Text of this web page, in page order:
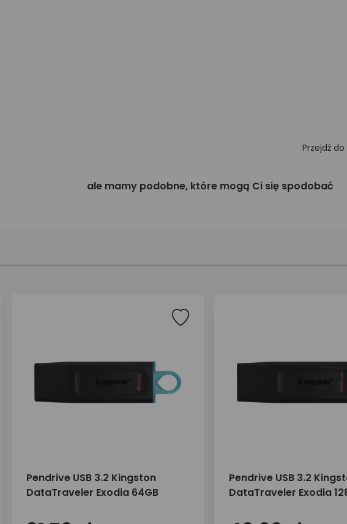
Przejdź
ale mamy podobne, które mogą Ci się spodobać
Pendrive USB 3.2 Kingston
DataTraveler Exodia 64GB
Pendrive USB 3.2
DataTraveler Exodia